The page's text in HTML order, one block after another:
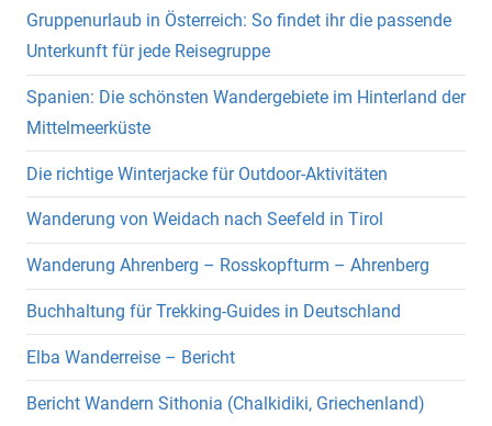
Gruppenurlaub in Österreich: So findet ihr die passende
Unterkunft für jede Reisegruppe
Spanien: Die schönsten Wandergebiete im Hinterland der
Mittelmeerküste
Die richtige Winterjacke für Outdoor-Aktivitäten
Wanderung von Weidach nach Seefeld in Tirol
Wanderung Ahrenberg – Rosskopfturm – Ahrenberg
Buchhaltung für Trekking-Guides in Deutschland
Elba Wanderreise – Bericht
Bericht Wandern Sithonia (Chalkidiki, Griechenland)